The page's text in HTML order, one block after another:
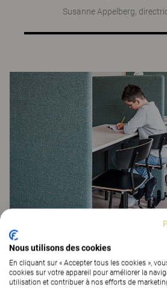
Susanne Appelberg,
Nous utilisons des cookies
En cliquant sur « Accepter tous les cookies »,
cookies sur votre appareil pour améliorer la
utilisation et contribuer à nos efforts de